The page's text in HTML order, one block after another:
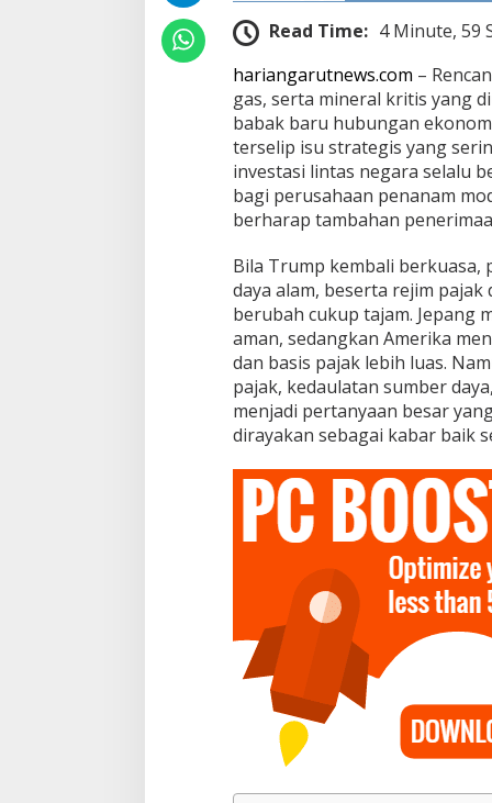
Read Time: 4 Minute, 59
hariangarutnews.com –
gas, serta mineral kritis yang
babak baru hubungan
terselip isu strategis yang
investasi lintas negara selalu
bagi perusahaan penanam
berharap tambahan
Bila Trump kembali berkuasa,
daya alam, beserta rejim
berubah cukup tajam. Jepang
aman, sedangkan Amerika
dan basis pajak lebih luas.
pajak, kedaulatan sumber
menjadi pertanyaan besar
dirayakan sebagai kabar baik